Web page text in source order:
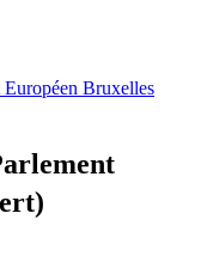
Européen Bruxelles